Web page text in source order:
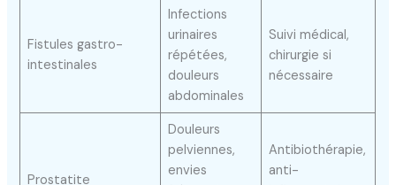
Fistules gastro-
intestinales
Infections
urinaires
répétées,
douleurs
abdominales
Suivi médical,
chirurgie si
nécessaire
Prostatite
Douleurs
pelviennes,
envies
Antibiothérapie,
anti-